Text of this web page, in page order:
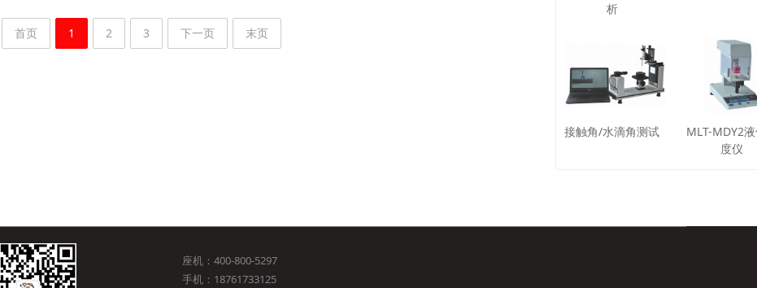
首页 1 2 3 下一页 末页
析
接触角/水滴角测试
MLT-MDY2
度仪
座机：400-800-5297
手机：18761733125